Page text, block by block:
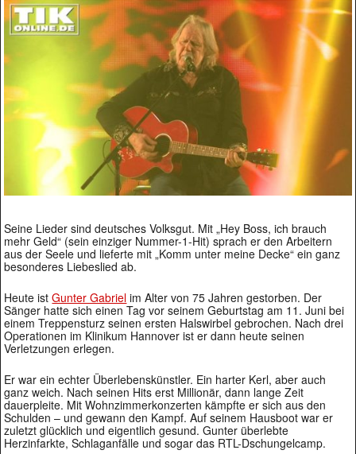
Seine Lieder sind deutsches Volksgut. Mit „Hey Boss, ich brauch
mehr Geld“ (sein einziger Nummer-1-Hit) sprach er den Arbeitern
aus der Seele und lieferte mit „Komm unter meine Decke“ ein ganz
besonderes Liebeslied ab.
Heute istGunter Gabriel im Alter von 75 Jahren gestorben. Der
Sänger hatte sich einen Tag vor seinem Geburtstag am 11. Juni bei
einem Treppensturz seinen ersten Halswirbel gebrochen. Nach drei
Operationen im Klinikum Hannover ist er dann heute seinen
Verletzungen erlegen.
Er war ein echter Überlebenskünstler. Ein harter Kerl, aber auch
ganz weich. Nach seinen Hits erst Millionär, dann lange Zeit
dauerpleite. Mit Wohnzimmerkonzerten kämpfte er sich aus den
Schulden – und gewann den Kampf. Auf seinem Hausboot war er
zuletzt glücklich und eigentlich gesund. Gunter überlebte
Herzinfarkte, Schlaganfälle und sogar das RTL-Dschungelcamp.